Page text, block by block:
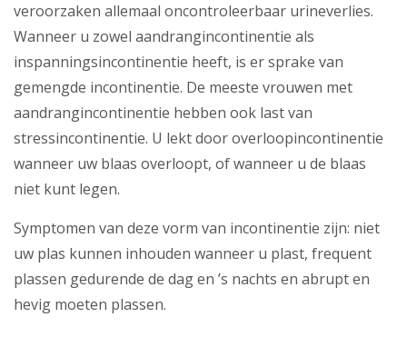
veroorzaken allemaal oncontroleerbaar urineverlies.
Wanneer u zowel aandrangincontinentie als
inspanningsincontinentie heeft, is er sprake van
gemengde incontinentie. De meeste vrouwen met
aandrangincontinentie hebben ook last van
stressincontinentie. U lekt door overloopincontinentie
wanneer uw blaas overloopt, of wanneer u de blaas
niet kunt legen.
Symptomen van deze vorm van incontinentie zijn: niet
uw plas kunnen inhouden wanneer u plast, frequent
plassen gedurende de dag en ’s nachts en abrupt en
hevig moeten plassen.